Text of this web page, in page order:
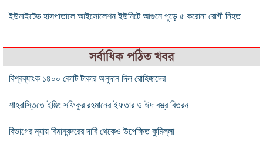
ইউনাইটেড হাসপাতালে আইসোলেশন ইউনিটে আগুনে পুড়ে ৫ করোনা রোগী নিহত
সর্বাধিক পঠিত খবর
বিশ্বব্যাংক ১৪০০ কোটি টাকার অনুদান দিল রোহিঙ্গাদের
শাহরাস্তিতে ইঞ্জি: সফিকুর রহমানের ইফতার ও ঈদ বস্ত্র বিতরন
বিভাগের ন্যায় বিমানবন্দরের দাবি থেকেও উপেক্ষিত কুমিল্লা